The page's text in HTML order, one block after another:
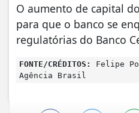
O aumento de capital
para que o banco se
regulatórias do Banco
FONTE/CRÉDITOS:
Felipe
Agência Brasil